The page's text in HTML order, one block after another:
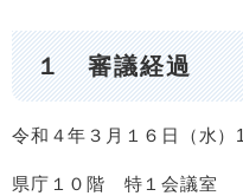
１ 審議経過
令和４年３月１６日（水）
県庁１０階 特１会議室